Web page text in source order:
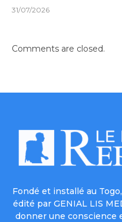
31/07/2026
Comments are closed.
Fondé et installé au
édité par GENIAL LIS
donner une conscience